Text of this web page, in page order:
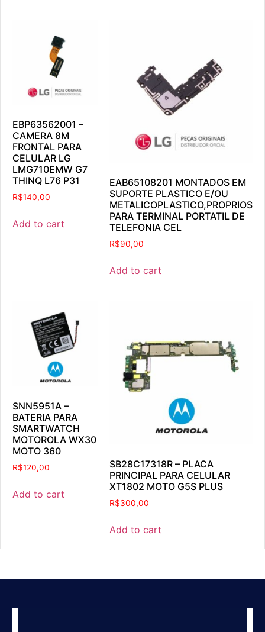
EBP63562001 –
CAMERA 8M
FRONTAL PARA
CELULAR LG
LMG710EMW G7
THINQ L76 P31
R$140,00
Add to cart
EAB65108201 MONTADOS EM
SUPORTE PLASTICO E/OU
METALICOPLASTICO,PROPRIOS
PARA TERMINAL PORTATIL DE
TELEFONIA CEL
R$90,00
Add to cart
SNN5951A –
BATERIA PARA
SMARTWATCH
MOTOROLA WX30
MOTO 360
R$120,00
Add to cart
SB28C17318R – PLACA
PRINCIPAL PARA CELULAR
XT1802 MOTO G5S PLUS
R$300,00
Add to cart